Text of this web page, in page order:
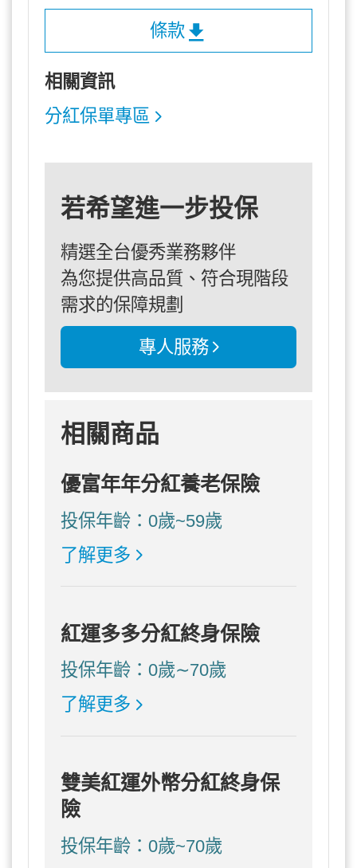
條款
相關資訊
分紅保單專區
若希望進一步投保
精選全台優秀業務夥伴
為您提供高品質、符合現階段
需求的保障規劃
專人服務
相關商品
優富年年分紅養老保險
投保年齡：0歲~59歲
了解更多
紅運多多分紅終身保險
投保年齡：0歲∼70歲
了解更多
雙美紅運外幣分紅終身保
險
投保年齡：0歲~70歲